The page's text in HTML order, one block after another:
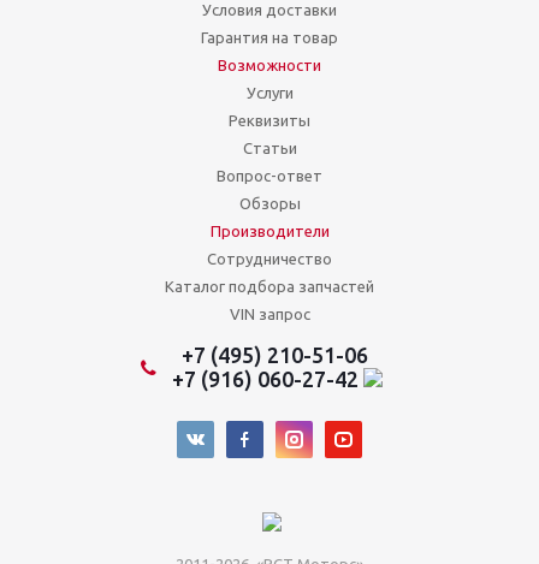
Условия доставки
Гарантия на товар
Возможности
Услуги
Реквизиты
Статьи
Вопрос-ответ
Обзоры
Производители
Сотрудничество
Каталог подбора запчастей
VIN запрос
+7 (495) 210-51-06
+7 (916) 060-27-42